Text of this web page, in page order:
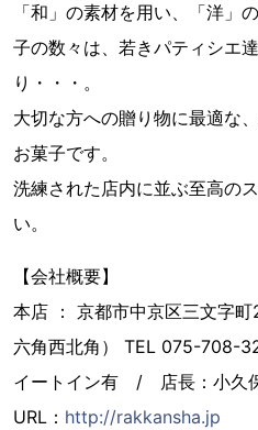
「和」の素材を用い、「洋」
子の数々は、若きパティシエ
り・・・。
大切な方への贈り物に最適な
お菓子です。
洗練された店内に並ぶ至高の
い。
【会社概要】
本店 ： 京都市中京区三文字
六角西北角） TEL 075-708-
イートイン有 / 店長：小久
URL： http://rakkansha.jp